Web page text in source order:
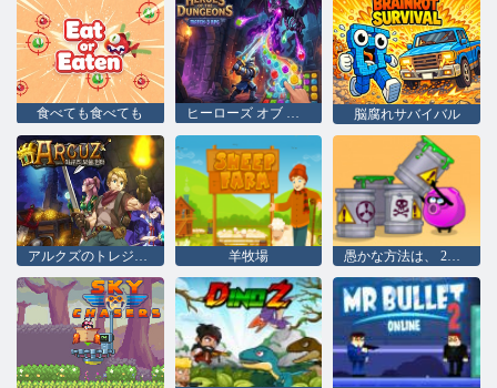
食べても食べても ヒーローズ オブ ザ ダンジョンズ: マッチ 3 RPG 脳腐れサバイバル
アルクズのトレジャーハンター 羊牧場 愚かな方法は、 2をダイに